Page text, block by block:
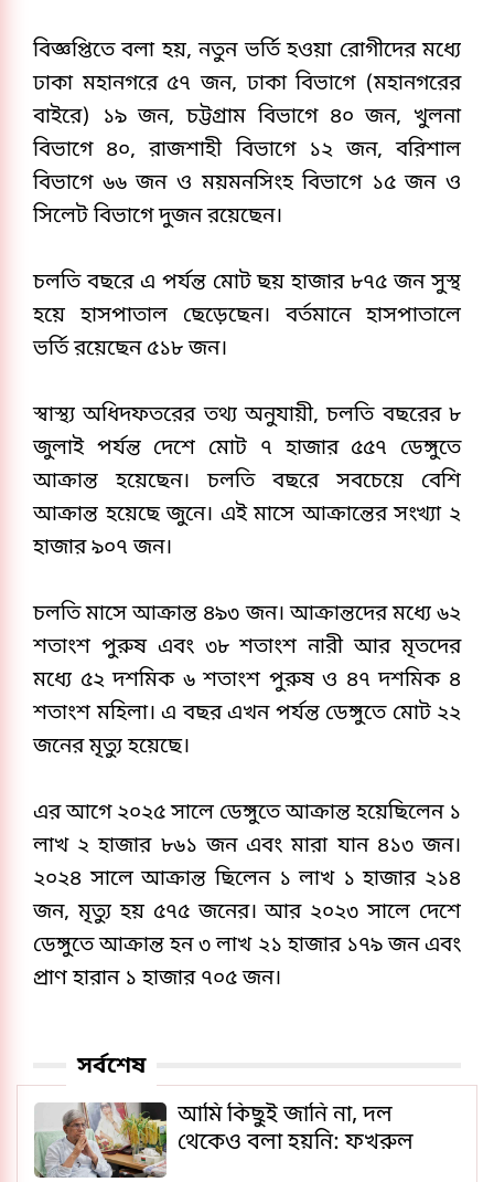
বিজ্ঞপ্তিতে বলা হয়, নতুন ভর্তি হওয়া রোগীদের মধ্যে
ঢাকা মহানগরে ৫৭ জন, ঢাকা বিভাগে (মহানগরের
বাইরে) ১৯ জন, চট্টগ্রাম বিভাগে ৪০ জন, খুলনা
বিভাগে ৪০, রাজশাহী বিভাগে ১২ জন, বরিশাল
বিভাগে ৬৬ জন ও ময়মনসিংহ বিভাগে ১৫ জন ও
সিলেট বিভাগে দুজন রয়েছেন।
চলতি বছরে এ পর্যন্ত মোট ছয় হাজার ৮৭৫ জন সুস্থ
হয়ে হাসপাতাল ছেড়েছেন। বর্তমানে হাসপাতালে
ভর্তি রয়েছেন ৫১৮ জন।
স্বাস্থ্য অধিদফতরের তথ্য অনুযায়ী, চলতি বছরের ৮
জুলাই পর্যন্ত দেশে মোট ৭ হাজার ৫৫৭ ডেঙ্গুতে
আক্রান্ত হয়েছেন। চলতি বছরে সবচেয়ে বেশি
আক্রান্ত হয়েছে জুনে। এই মাসে আক্রান্তের সংখ্যা ২
হাজার ৯০৭ জন।
চলতি মাসে আক্রান্ত ৪৯৩ জন। আক্রান্তদের মধ্যে ৬২
শতাংশ পুরুষ এবং ৩৮ শতাংশ নারী আর মৃতদের
মধ্যে ৫২ দশমিক ৬ শতাংশ পুরুষ ও ৪৭ দশমিক ৪
শতাংশ মহিলা। এ বছর এখন পর্যন্ত ডেঙ্গুতে মোট ২২
জনের মৃত্যু হয়েছে।
এর আগে ২০২৫ সালে ডেঙ্গুতে আক্রান্ত হয়েছিলেন ১
লাখ ২ হাজার ৮৬১ জন এবং মারা যান ৪১৩ জন।
২০২৪ সালে আক্রান্ত ছিলেন ১ লাখ ১ হাজার ২১৪
জন, মৃত্যু হয় ৫৭৫ জনের। আর ২০২৩ সালে দেশে
ডেঙ্গুতে আক্রান্ত হন ৩ লাখ ২১ হাজার ১৭৯ জন এবং
প্রাণ হারান ১ হাজার ৭০৫ জন।
সর্বশেষ
আমি কিছুই জানি না, দল
থেকেও বলা হয়নি: ফখরুল